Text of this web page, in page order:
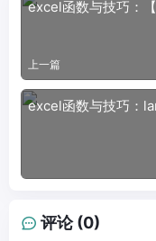
excel函数与技巧：
上一篇
excel函数与技巧：
评论 (0)